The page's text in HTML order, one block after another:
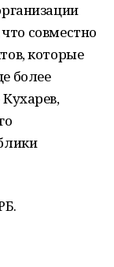
совместно
которые
более